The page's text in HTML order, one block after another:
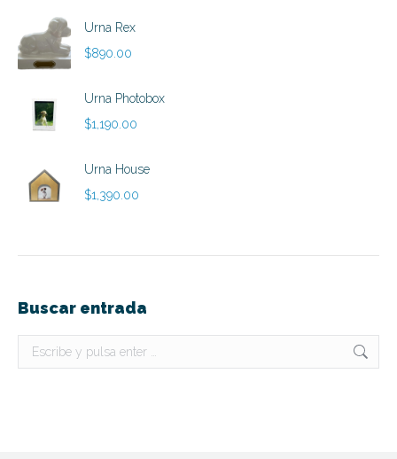
Urna Rex
$890.00
Urna Photobox
$1,190.00
Urna House
$1,390.00
Buscar entrada
Buscar: